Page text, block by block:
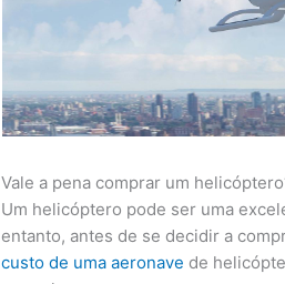
Vale a pena comprar um
Um helicóptero pode ser uma
entanto, antes de se decidir a
custo de uma aeronave de